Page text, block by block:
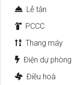
Lễ tân
PCCC
Thang máy
Điện dự phòng
Điều hoà